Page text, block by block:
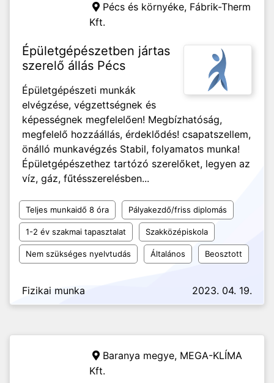
Pécs és környéke, Fábrik-Therm
Kft.
Épületgépészetben jártas
szerelő állás Pécs
Épületgépészeti munkák
elvégzése, végzettségnek és
képességnek megfelelően! Megbízhatóság,
megfelelő hozzáállás, érdeklődés! csapatszellem,
önálló munkavégzés Stabil, folyamatos munka!
Épületgépészethez tartózó szerelőket, legyen az
víz, gáz, fűtésszerelésben...
Teljes munkaidő 8 óra Pályakezdő/friss diplomás
1-2 év szakmai tapasztalat Szakközépiskola
Nem szükséges nyelvtudás Általános Beosztott
Fizikai munka 2023. 04. 19.
Baranya megye, MEGA-KLÍMA
Kft.